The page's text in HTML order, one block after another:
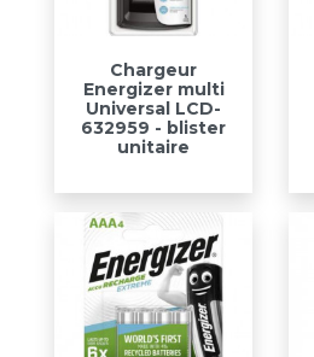
Chargeur
Energizer multi
Universal LCD-
632959 - blister
unitaire